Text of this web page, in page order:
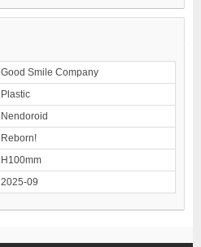
Good Smile Company
Plastic
Nendoroid
Reborn!
H100mm
2025-09